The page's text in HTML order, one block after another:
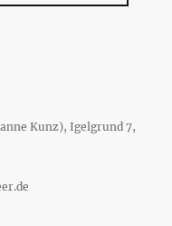
Kunz), Igelgrund 7,